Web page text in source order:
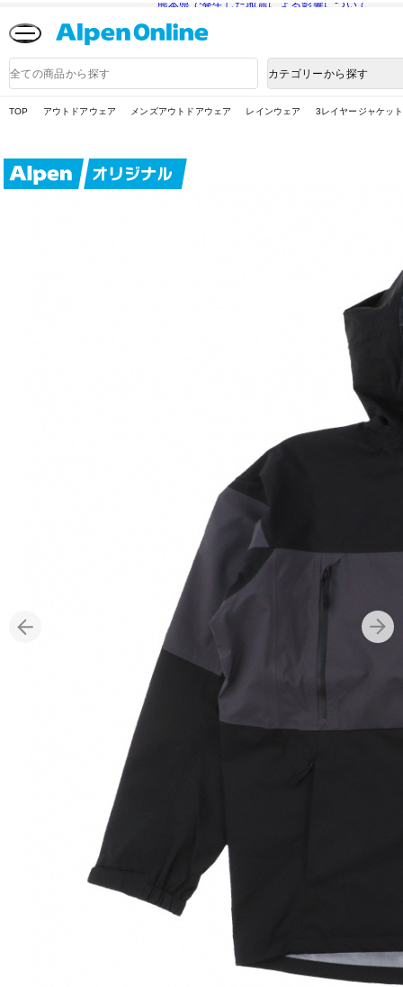
熊本県で発生した地震による影響について
品
検
カテゴリーから探す
TOP アウトドアウェア メンズアウトドアウェア レインウェア 3レイヤージャケット